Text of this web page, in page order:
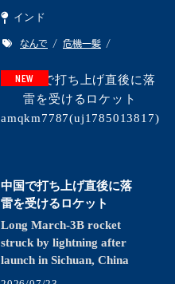
インド
なんで 危機一髪
NEW
中国で打ち上げ直後に落
雷を受けるロケット
Long March-3B rocket
struck by lightning after
launch in Sichuan, China